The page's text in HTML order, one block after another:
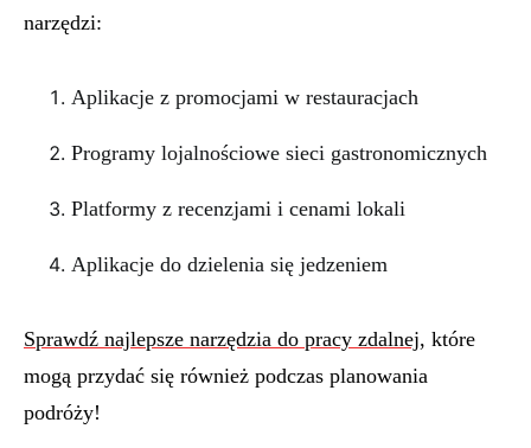
narzędzi:
Aplikacje z promocjami w restauracjach
Programy lojalnościowe sieci gastronomicznych
Platformy z recenzjami i cenami lokali
Aplikacje do dzielenia się jedzeniem
Sprawdź najlepsze narzędzia do pracy zdalnej, które
mogą przydać się również podczas planowania
podróży!